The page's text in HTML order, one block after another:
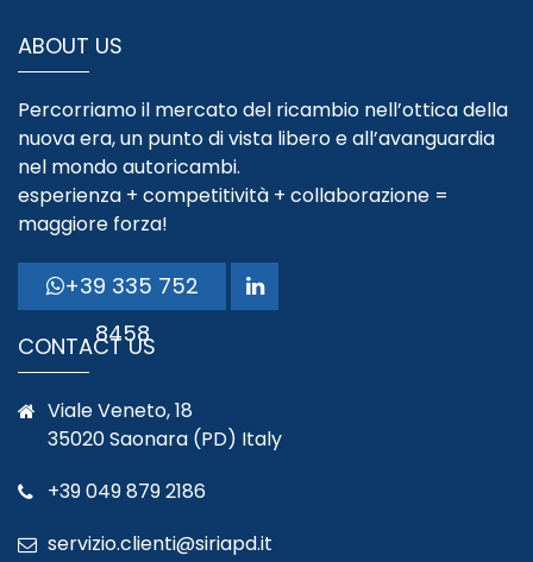
ABOUT US
Percorriamo il mercato del ricambio nell’ottica della
nuova era, un punto di vista libero e all’avanguardia
nel mondo autoricambi.
esperienza + competitività + collaborazione =
maggiore forza!
+39 335 752
8458
CONTACT US
Viale Veneto, 18
35020 Saonara (PD) Italy
+39 049 879 2186
servizio.clienti@siriapd.it